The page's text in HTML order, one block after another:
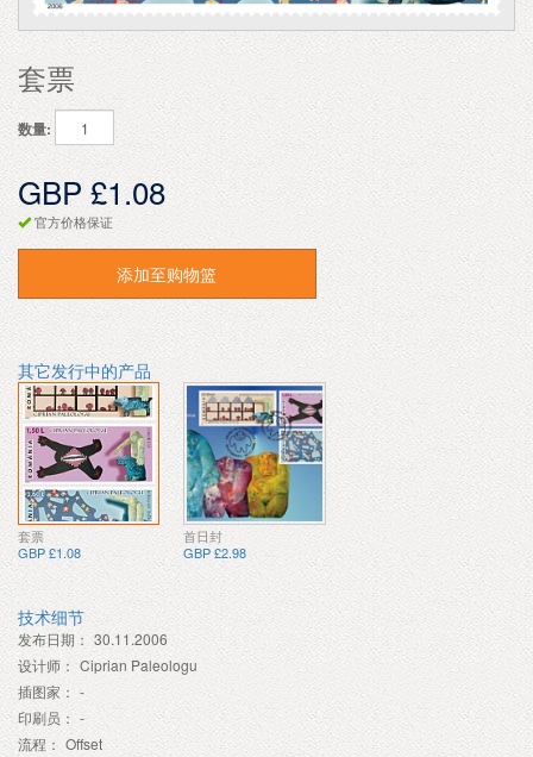
套票
数量:
GBP £1.08
官方价格保证
添加至购物篮
其它发行中的产品
套票
GBP £1.08
首日封
GBP £2.98
技术细节
发布日期： 30.11.2006
设计师： Ciprian Paleologu
插图家： -
印刷员： -
流程： Offset